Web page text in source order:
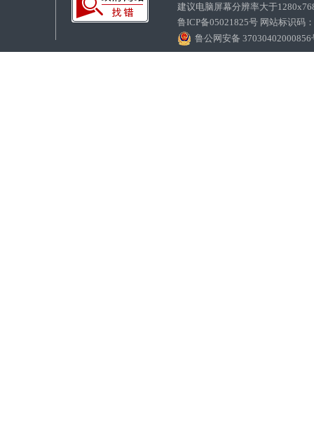
建议电脑屏幕分辨率大于
鲁ICP备05021825号 网站标识码
鲁公网安备 37030402000856